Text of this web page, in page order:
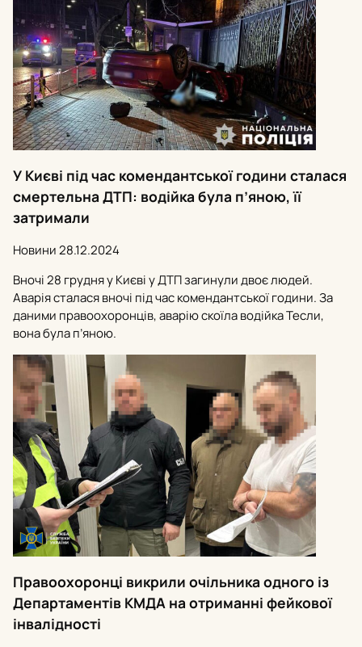
У Києві під час комендантської години сталася
смертельна ДТП: водійка була п’яною, її
затримали
Новини28.12.2024
Вночі 28 грудня у Києві у ДТП загинули двоє людей.
Аварія сталася вночі під час комендантської години. За
даними правоохоронців, аварію скоїла водійка Тесли,
вона була п’яною.
Правоохоронці викрили очільника одного із
Департаментів КМДА на отриманні фейкової
інвалідності